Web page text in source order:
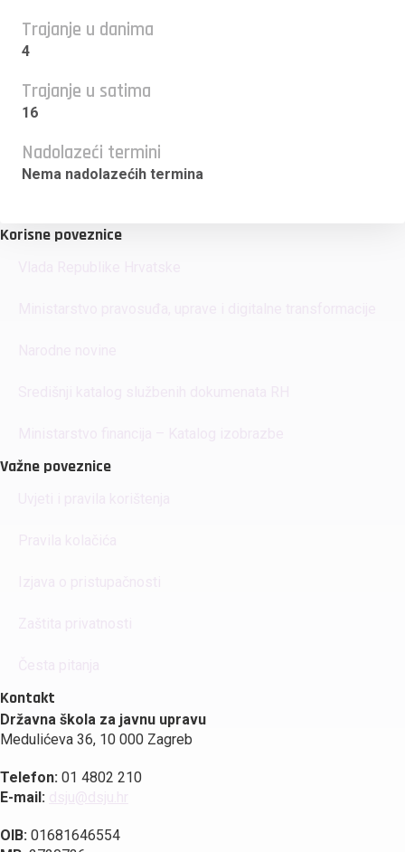
Trajanje u danima
4
Trajanje u satima
16
Nadolazeći termini
Nema nadolazećih termina
Korisne poveznice
Važne poveznice
Kontakt
Državna škola za javnu upravu
Medulićeva 36, 10 000 Zagreb
Telefon: 01 4802 210
E-mail:
OIB: 01681646554